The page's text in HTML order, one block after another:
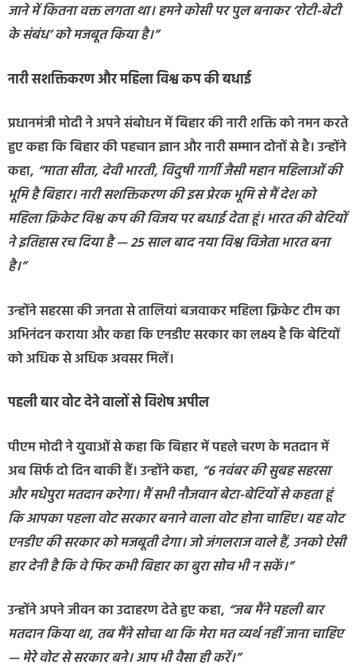
जाने में कितना वक्त लगता था। हमने कोसी पर पुल बनाकर ‘रोटी-बेटी
के संबंध’ को मजबूत किया है।”
नारी सशक्तिकरण और महिला विश्व कप की बधाई
प्रधानमंत्री मोदी ने अपने संबोधन में बिहार की नारी शक्ति को नमन करते
हुए कहा कि बिहार की पहचान ज्ञान और नारी सम्मान दोनों से है। उन्होंने
कहा, “माता सीता, देवी भारती, विदुषी गार्गी जैसी महान महिलाओं की
भूमि है बिहार। नारी सशक्तिकरण की इस प्रेरक भूमि से मैं देश को
महिला क्रिकेट विश्व कप की विजय पर बधाई देता हूं। भारत की बेटियों
ने इतिहास रच दिया है — 25 साल बाद नया विश्व विजेता भारत बना
है।”
उन्होंने सहरसा की जनता से तालियां बजवाकर महिला क्रिकेट टीम का
अभिनंदन कराया और कहा कि एनडीए सरकार का लक्ष्य है कि बेटियों
को अधिक से अधिक अवसर मिलें।
पहली बार वोट देने वालों से विशेष अपील
पीएम मोदी ने युवाओं से कहा कि बिहार में पहले चरण के मतदान में
अब सिर्फ दो दिन बाकी हैं। उन्होंने कहा, “6 नवंबर की सुबह सहरसा
और मधेपुरा मतदान करेगा। मैं सभी नौजवान बेटा-बेटियों से कहता हूं
कि आपका पहला वोट सरकार बनाने वाला वोट होना चाहिए। यह वोट
एनडीए की सरकार को मजबूती देगा। जो जंगलराज वाले हैं, उनको ऐसी
हार देनी है कि वे फिर कभी बिहार का बुरा सोच भी न सकें।”
उन्होंने अपने जीवन का उदाहरण देते हुए कहा, “जब मैंने पहली बार
मतदान किया था, तब मैंने सोचा था कि मेरा मत व्यर्थ नहीं जाना चाहिए
— मेरे वोट से सरकार बने। आप भी वैसा ही करें।”